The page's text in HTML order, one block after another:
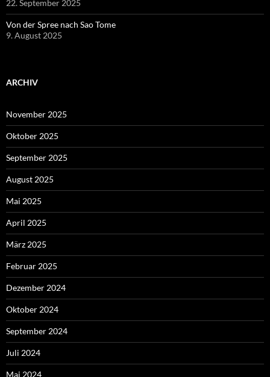
22. September 2025
Von der Spree nach Sao Tome
9. August 2025
ARCHIV
November 2025
Oktober 2025
September 2025
August 2025
Mai 2025
April 2025
März 2025
Februar 2025
Dezember 2024
Oktober 2024
September 2024
Juli 2024
Mai 2024